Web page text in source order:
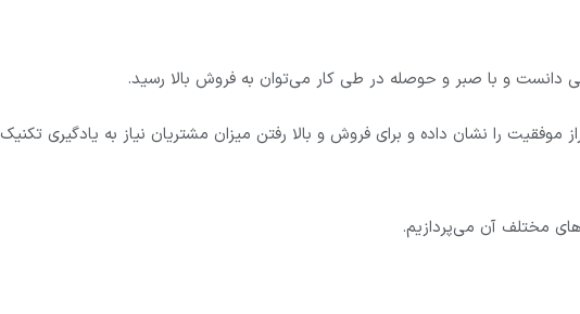
دانست و با صبر و حوصله در طی کار می‌توان به فروش بالا رسید.
موفقیت را نشان داده و برای فروش و بالا رفتن میزان مشتریان نیاز به یادگیری
مختلف آن می‌پردازیم.